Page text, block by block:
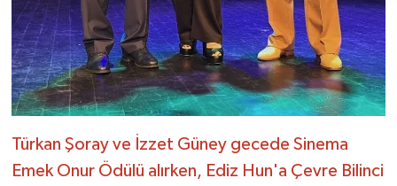
Türkan Şoray ve İzzet Güney gecede Sinema
Emek Onur Ödülü alırken, Ediz Hun'a Çevre Bilinci